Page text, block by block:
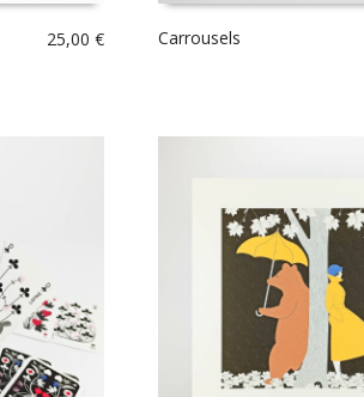
25,00€ Carrousels